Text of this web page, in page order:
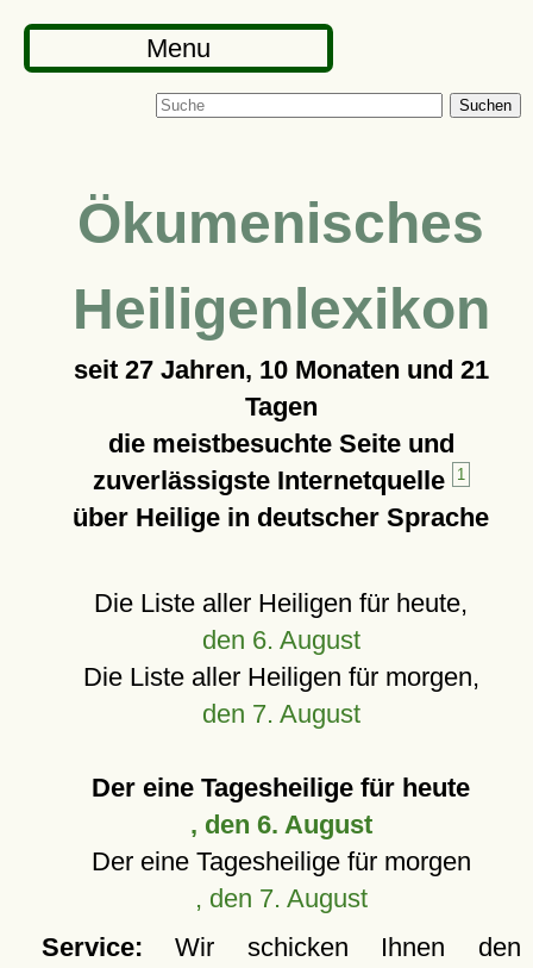
Menu
Suchen
Ökumenisches
Heiligenlexikon
seit 27 Jahren, 10 Monaten und 21
Tagen
die meistbesuchte Seite und
zuverlässigste Internetquelle
1
über Heilige in deutscher Sprache
Die Liste aller Heiligen für heute,
den 6. August
Die Liste aller Heiligen für morgen,
den 7. August
Der eine Tagesheilige für heute
, den 6. August
Der eine Tagesheilige für morgen
, den 7. August
Service: Wir schicken Ihnen den